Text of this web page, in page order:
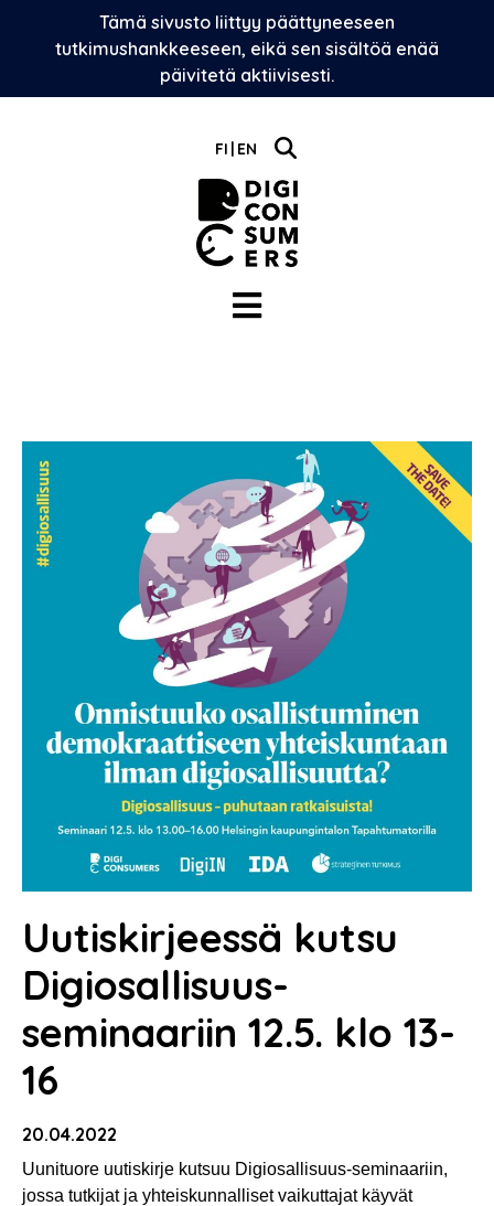
Tämä sivusto liittyy päättyneeseen
tutkimushankkeeseen, eikä sen sisältöä enää
päivitetä aktiivisesti.
FI EN
Uutiskirjeessä kutsu
Digiosallisuus-
seminaariin 12.5. klo 13-
16
20.04.2022
Uunituore uutiskirje kutsuu Digiosallisuus-seminaariin,
jossa tutkijat ja yhteiskunnalliset vaikuttajat käyvät